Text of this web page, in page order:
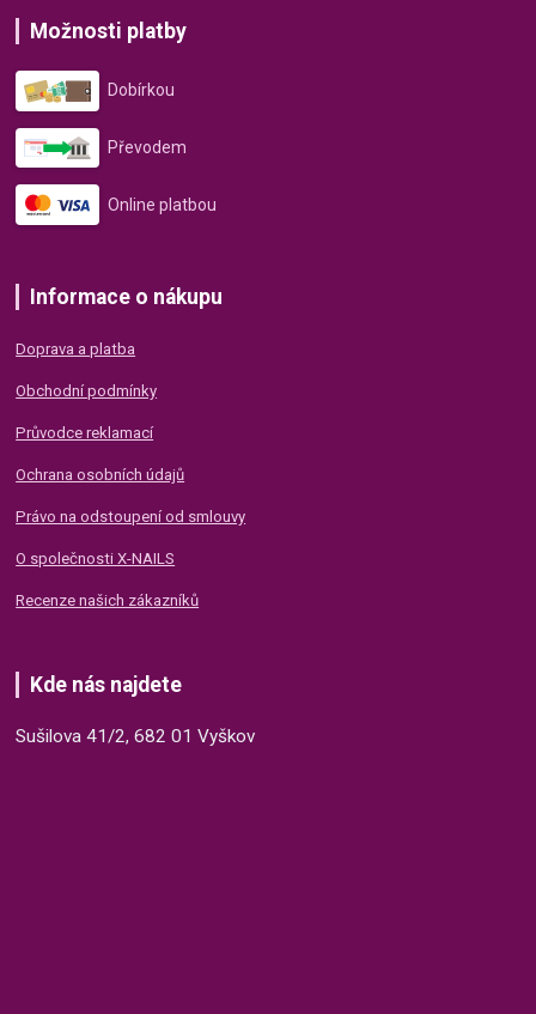
Možnosti platby
Dobírkou
Převodem
Online platbou
Informace o nákupu
Doprava a platba
Obchodní podmínky
Průvodce reklamací
Ochrana osobních údajů
Právo na odstoupení od smlouvy
O společnosti X-NAILS
Recenze našich zákazníků
Kde nás najdete
Sušilova 41/2, 682 01 Vyškov